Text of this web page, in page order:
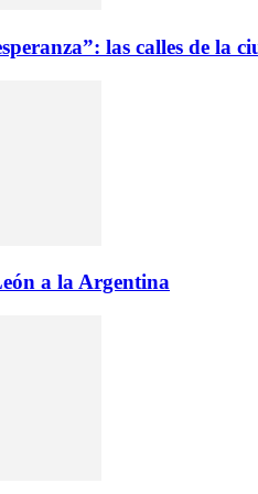
las calles de la
a la Argentina